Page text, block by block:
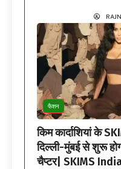
फैशन
किम कार्दाशियां के
दिल्ली-मुंबई से शुरू
चैप्टर| SKIMS